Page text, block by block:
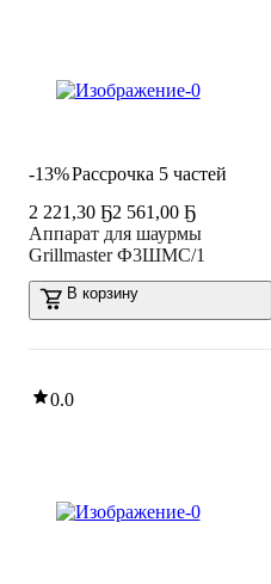
-13%Рассрочка 5 частей
2 221 ,30 Ҕ2 561,00 Ҕ
Аппарат для шаурмы
Grillmaster Ф3ШМС/1
В корзину
0.0